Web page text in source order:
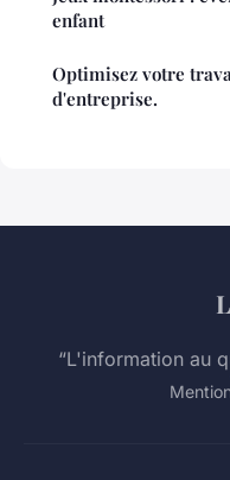
enfant
Optimisez votre
d'entreprise.
“L'information au